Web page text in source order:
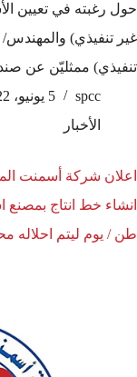
حول رغبته في تعيين
غير تنفيذي)
تنفيذي) ممثليّن عن
spcc
5 يونيو، 2022
الأخبار
اعلان شركة أسمنت
طن / يوم ليتم احلاله